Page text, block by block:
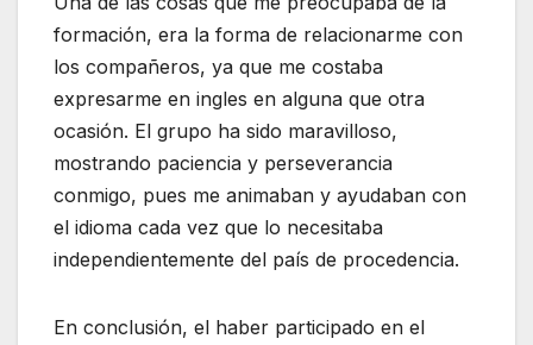
formación, era la forma de relacionarme con
los compañeros, ya que me costaba
expresarme en ingles en alguna que otra
ocasión. El grupo ha sido maravilloso,
mostrando paciencia y perseverancia
conmigo, pues me animaban y ayudaban con
el idioma cada vez que lo necesitaba
independientemente del país de procedencia.
En conclusión, el haber participado en el